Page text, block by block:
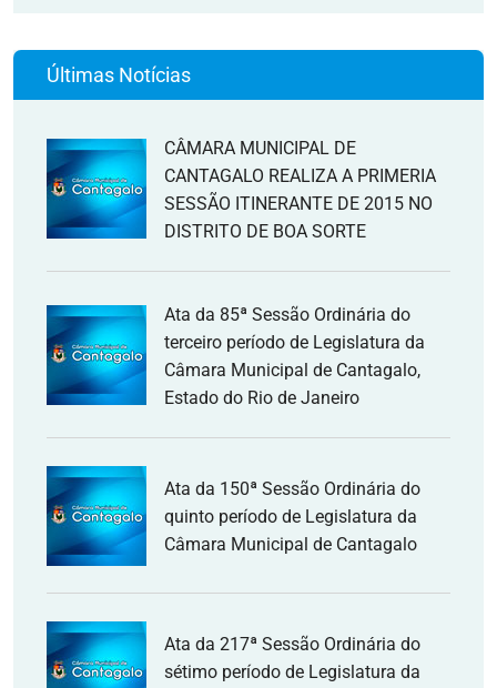
Últimas Notícias
CÂMARA MUNICIPAL DE
CANTAGALO REALIZA A PRIMERIA
SESSÃO ITINERANTE DE 2015 NO
DISTRITO DE BOA SORTE
Ata da 85ª Sessão Ordinária do
terceiro período de Legislatura da
Câmara Municipal de Cantagalo,
Estado do Rio de Janeiro
Ata da 150ª Sessão Ordinária do
quinto período de Legislatura da
Câmara Municipal de Cantagalo
Ata da 217ª Sessão Ordinária do
sétimo período de Legislatura da